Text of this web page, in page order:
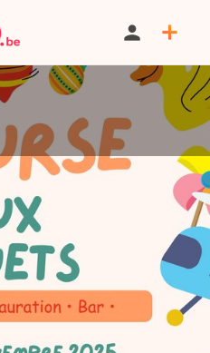
terminé. Retrouver d'autres
ou dans notre annuaire.
DE LA
SAUVEGARDER